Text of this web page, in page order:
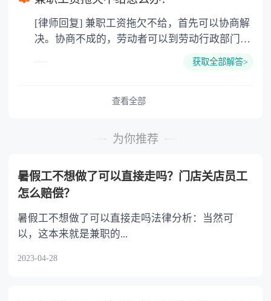
轻，且具有下列情形之一的，可以调解处理：
（一）亲友、邻里、同事、在校学生之间因琐事
发生纠纷引起的；（二）行为人的侵害行为系由
管理行为的民间纠纷，应当告知当事人向人民法
实清楚、因果关系明确，不涉及医疗费用、物品
付无争议，符合治安调解条件，双方当事人同意
当场调解并当场履行的治安案件，可以当场调
解，并制作调解协议书。当事人基本情况、主要
违法事实和协议内容在现场录音录像中明确记录
的，不再制作调解协议书。
[律师回复] 兼职工资拖欠不给，首先可以协商解
决。协商不成的，劳动者可以到劳动行政部门举
报。也可以直接申请仲裁，需要当事人提交相应
满意可以在拿到仲裁书后15天之内到法院起诉。
发生劳动争议，当事人不愿协商、协商不成或者
不履行的，可以向劳动争议仲裁委员会申请仲
裁；对仲裁裁决不服的，除本法另有规定的外，
可以向人民法院提起诉讼。
获取全部解答>
查看全部
为你推荐
暑假工不想做了可以直接走吗？门店关店员工
怎么赔偿？
暑假工不想做了可以直接走吗法律分析：当然可
以，这本来就是兼职的...
2023-04-28